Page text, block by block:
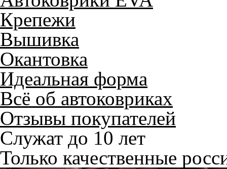
Крепежи
Вышивка
Окантовка
Идеальная форма
Всё об автоковриках
Отзывы покупателей
Служат до 10 лет
Только качественные